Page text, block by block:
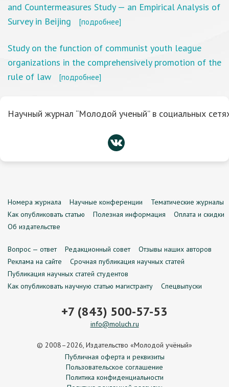
and Countermeasures Study — an Empirical Analysis of
Survey in Beijing
[подробнее]
Study on the function of communist youth league
organizations in the comprehensively promotion of the
rule of law
[подробнее]
Научный журнал “Молодой ученый” в социальных
Номера журнала Научные конференции
Тематические журналы
Как опубликовать статью
Полезная информация
Оплата и скидки
Об издательстве
Вопрос — ответ Редакционный совет
Отзывы наших авторов
Реклама на сайте
Срочная публикация научных статей
Публикация научных статей студентов
Как опубликовать научную статью магистранту
Спецвыпуски
+7 (843) 500-57-53
info@moluch.ru
© 2008–2026, Издательство «Молодой учёный»
Публичная оферта и реквизиты
Пользовательское соглашение
Политика конфиденциальности